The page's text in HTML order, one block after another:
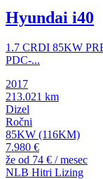
Hyundai i40
1.7 CRDI 85KW
PDC-...
2017
213.021 km
Dizel
Ročni
85KW (116KM)
7.980 €
že od 74 € / mesec
NLB Hitri Lizing